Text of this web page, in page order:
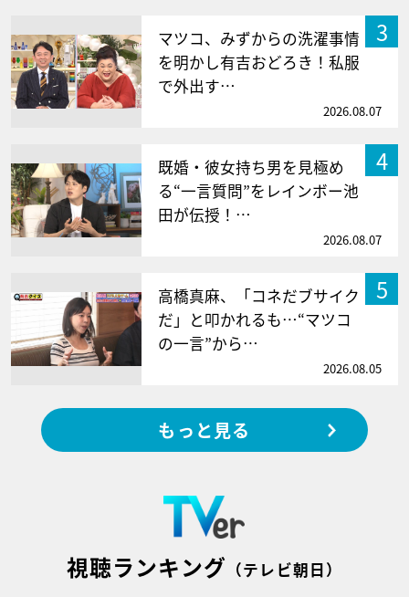
3
マツコ、みずからの洗濯事情
を明かし有吉おどろき！私服
で外出す…
2026.08.07
4
既婚・彼女持ち男を見極め
る“一言質問”をレインボー池
田が伝授！…
2026.08.07
5
高橋真麻、「コネだブサイク
だ」と叩かれるも…“マツコ
の一言”から…
2026.08.05
もっと見る
視聴ランキング （テレビ朝日）